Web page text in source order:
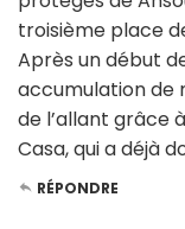
troisième place
Après un début
accumulation de
de l’allant grâce
Casa, qui a déjà
RÉPONDRE